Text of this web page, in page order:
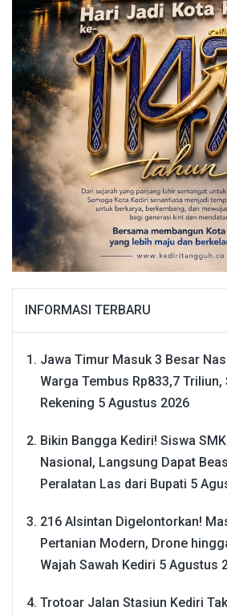
INFORMASI TERBARU
Jawa Timur Masuk 3 Besar
Warga Tembus Rp833,7 Triliun,
Rekening 5 Agustus 2026
Bikin Bangga Kediri! Siswa
Nasional, Langsung Dapat
Peralatan Las dari Bupati 5
216 Alsintan Digelontorkan!
Pertanian Modern, Drone
Wajah Sawah Kediri 5 Agustus
Trotoar Jalan Stasiun Kediri